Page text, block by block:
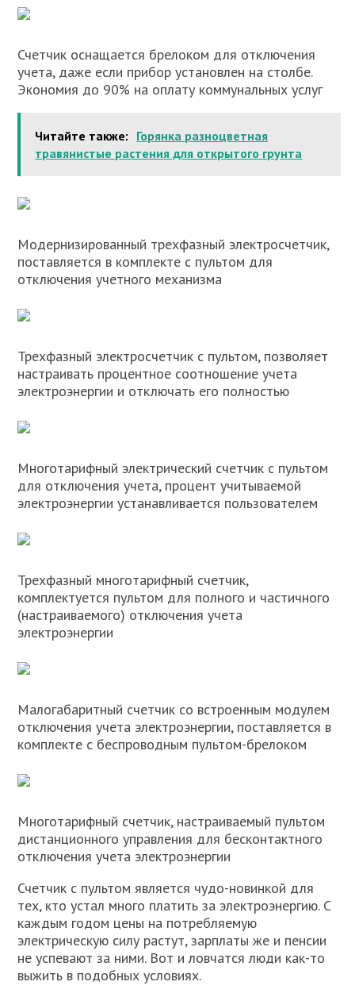
Счетчик оснащается брелоком для отключения
учета, даже если прибор установлен на столбе.
Экономия до 90% на оплату коммунальных услуг
Читайте также: Горянка разноцветная
травянистые растения для открытого грунта
Модернизированный трехфазный электросчетчик,
поставляется в комплекте с пультом для
отключения учетного механизма
Трехфазный электросчетчик с пультом, позволяет
настраивать процентное соотношение учета
электроэнергии и отключать его полностью
Многотарифный электрический счетчик с пультом
для отключения учета, процент учитываемой
электроэнергии устанавливается пользователем
Трехфазный многотарифный счетчик,
комплектуется пультом для полного и частичного
(настраиваемого) отключения учета
электроэнергии
Малогабаритный счетчик со встроенным модулем
отключения учета электроэнергии, поставляется в
комплекте с беспроводным пультом-брелоком
Многотарифный счетчик, настраиваемый пультом
дистанционного управления для бесконтактного
отключения учета электроэнергии
Счетчик с пультом является чудо-новинкой для
тех, кто устал много платить за электроэнергию. С
каждым годом цены на потребляемую
электрическую силу растут, зарплаты же и пенсии
не успевают за ними. Вот и ловчатся люди как-то
выжить в подобных условиях.